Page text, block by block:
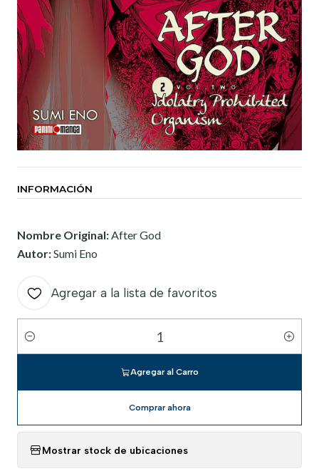
INFORMACIÓN
Nombre Original:After God
Autor:Sumi Eno
Agregar a la lista de favoritos
Cantidad
Agregar al Carro
Comprar ahora
Mostrar stock de ubicaciones